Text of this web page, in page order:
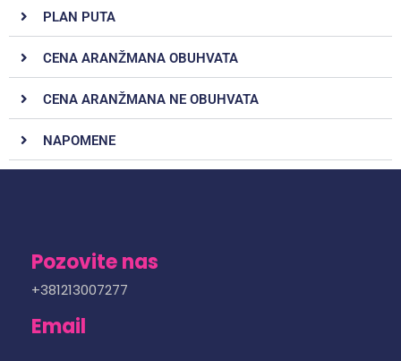
PLAN PUTA
CENA ARANŽMANA OBUHVATA
CENA ARANŽMANA NE OBUHVATA
NAPOMENE
Pozovite nas
+381213007277
Email